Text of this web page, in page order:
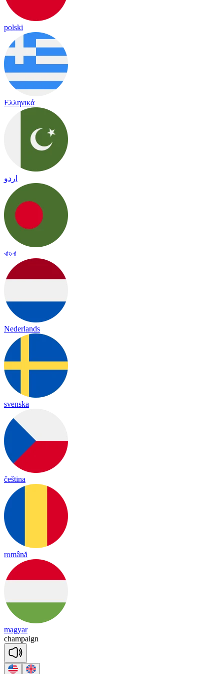
polski
Ελληνικά
اردو
বাংলা
Nederlands
svenska
čeština
română
magyar
champaign